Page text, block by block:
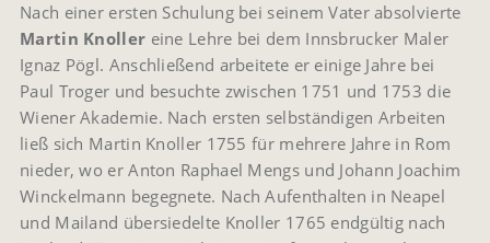
Nach einer ersten Schulung bei seinem Vater absolvierte
Martin Knoller eine Lehre bei dem Innsbrucker Maler
Ignaz Pögl. Anschließend arbeitete er einige Jahre bei
Paul Troger und besuchte zwischen 1751 und 1753 die
Wiener Akademie. Nach ersten selbständigen Arbeiten
ließ sich Martin Knoller 1755 für mehrere Jahre in Rom
nieder, wo er Anton Raphael Mengs und Johann Joachim
Winckelmann begegnete. Nach Aufenthalten in Neapel
und Mailand übersiedelte Knoller 1765 endgültig nach